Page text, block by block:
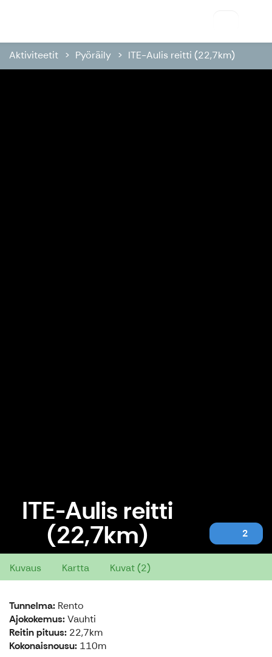
Aktiviteetit Pyöräily ITE-Aulis reitti (22,7km)
ITE-Aulis reitti
(22,7km) 2
ITE-Aulis reitti (22,7km)
Kuvaus Kartta Kuvat (2)
Tunnelma: Rento
Ajokokemus:Vauhti
Reitin pituus: 22,7km
Kokonaisnousu: 110m